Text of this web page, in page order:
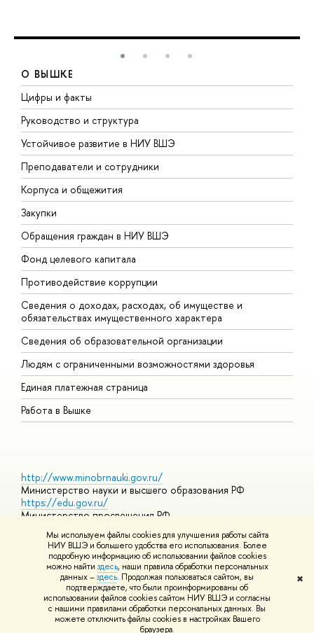
Мы используем файлы cookies для улучшения работы сайта
НИУ ВШЭ и большего удобства его использования. Более
подробную информацию об использовании файлов cookies
можно найти здесь, наши правила обработки персональных
данных –здесь. Продолжая пользоваться сайтом, вы
подтверждаете, что были проинформированы об
использовании файлов cookies сайтом НИУ ВШЭ и согласны
с нашими правилами обработки персональных данных. Вы
можете отключить файлы cookies в настройках Вашего
браузера.
✖
О ВЫШКЕ
Цифры и факты
Руководство и структура
Устойчивое развитие в НИУ ВШЭ
Преподаватели и сотрудники
Корпуса и общежития
Закупки
Обращения граждан в НИУ ВШЭ
Фонд целевого капитала
Противодействие коррупции
Сведения о доходах, расходах, об имуществе и
обязательствах имущественного характера
Сведения об образовательной организации
Людям с ограниченными возможностями здоровья
Единая платежная страница
Работа в Вышке
http://www.minobrnauki.gov.ru/
Министерство науки и высшего образования РФ
https://edu.gov.ru/
Министерство просвещения РФ
Массовые открытые онлайн-курсы
© НИУ ВШЭ 1993–2026 Адреса и контактыУсловия
использования материалов Политика конфиденциальности
Шрифты HSE Sans и HSE Slab разработаны вШколе дизайна НИУ